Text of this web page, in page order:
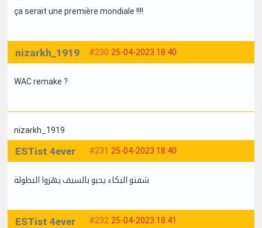
ça serait une première mondiale !!!!
#230 25-04-2023 18:40
nizarkh_1919
WAC remake ?
nizarkh_1919
#231 25-04-2023 18:40
ESTist 4ever
شفتو البكاء يحبو بالسيف يهزوا البطولة
#232 25-04-2023 18:41
ESTist 4ever